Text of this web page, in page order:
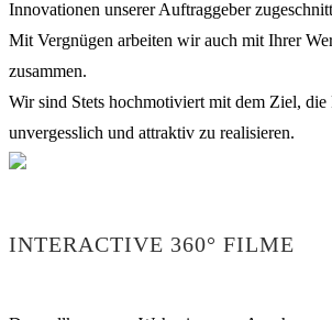
Innovationen unserer Auftraggeber
Mit Vergnügen arbeiten wir auch mit Ihrer
zusammen.
Wir sind Stets hochmotiviert mit dem Ziel,
unvergesslich und attraktiv zu realisieren.
INTERACTIVE 360° FILME